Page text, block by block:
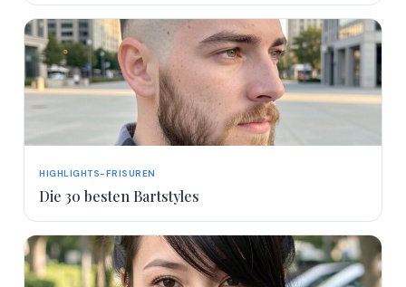
HIGHLIGHTS-FRISUREN
Die 30 besten Bartstyles